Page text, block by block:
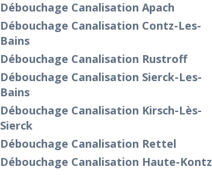
Débouchage Canalisation Apach
Débouchage Canalisation Contz-Les-
Bains
Débouchage Canalisation Rustroff
Débouchage Canalisation Sierck-Les-
Bains
Débouchage Canalisation Kirsch-Lès-
Sierck
Débouchage Canalisation Rettel
Débouchage Canalisation Haute-Kontz